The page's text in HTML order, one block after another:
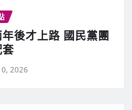
後才上路 國民黨團
2026